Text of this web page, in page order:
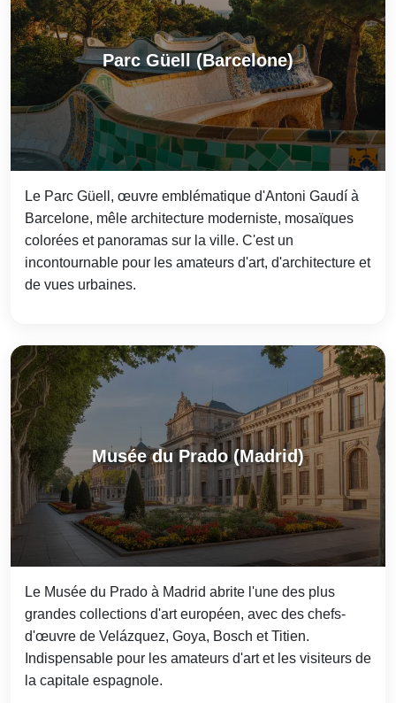
Parc Güell (Barcelone)
Le Parc Güell, œuvre emblématique d'Antoni Gaudí à
Barcelone, mêle architecture moderniste, mosaïques
colorées et panoramas sur la ville. C'est un
incontournable pour les amateurs d'art, d'architecture et
de vues urbaines.
Musée du Prado (Madrid)
Le Musée du Prado à Madrid abrite l'une des plus
grandes collections d'art européen, avec des chefs-
d'œuvre de Velázquez, Goya, Bosch et Titien.
Indispensable pour les amateurs d'art et les visiteurs de
la capitale espagnole.